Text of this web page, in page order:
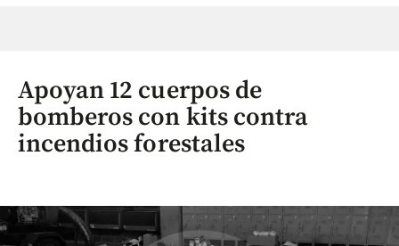
Apoyan 12 cuerpos de
bomberos con kits contra
incendios forestales